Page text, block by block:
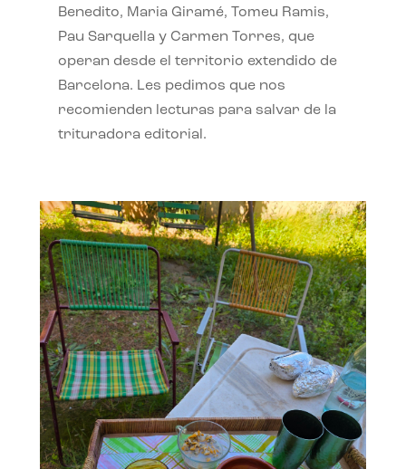
Benedito, Maria Giramé, Tomeu Ramis,
Pau Sarquella y Carmen Torres, que
operan desde el territorio extendido de
Barcelona. Les pedimos que nos
recomienden lecturas para salvar de la
trituradora editorial.